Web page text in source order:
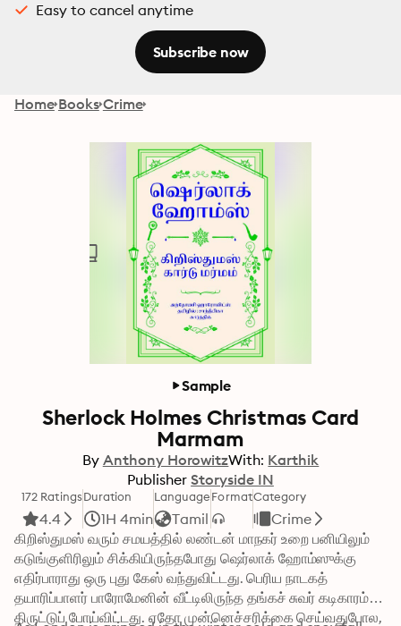
Easy to cancel anytime
Subscribe now
Home Books Crime
Sample
Sherlock Holmes Christmas Card
Marmam
By Anthony HorowitzWith: Karthik
Publisher Storyside IN
172 Ratings
4.4
Duration
1H 4min
Language
Tamil
FormatCategory
Crime
கிறிஸ்துமஸ் வரும் சமயத்தில் லண்டன் மாநகர் உறை பனியிலும்
கடுங்குளிரிலும் சிக்கியிருந்தபோது ஷெர்லாக் ஹோம்ஸுக்கு
எதிர்பாராது ஒரு புது கேஸ் வந்துவிட்டது. பெரிய நாடகத்
தயாரிப்பாளர் பாரோமேனின் வீட்டிலிருந்த தங்கச் சுவர் கடிகாரம்
திருட்டுப் போய்விட்டது. ஏதோ முன்னெச்சரிக்கை செய்வதுபோல,